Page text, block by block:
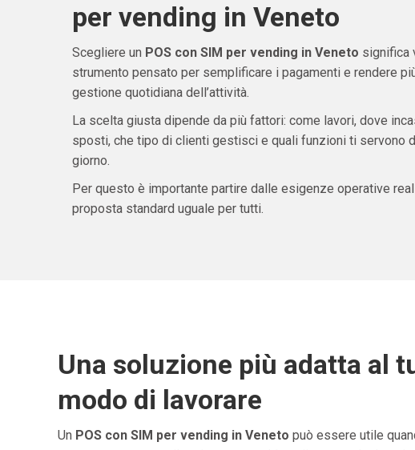
per vending in Veneto
Scegliere un POS con SIM per vending in Veneto significa
strumento pensato per semplificare i pagamenti e rendere
gestione quotidiana dell’attività.
La scelta giusta dipende da più fattori: come lavori, dove
sposti, che tipo di clienti gestisci e quali funzioni ti servono
giorno.
Per questo è importante partire dalle esigenze operative
proposta standard uguale per tutti.
Una soluzione più adatta al
modo di lavorare
Un POS con SIM per vending in Veneto può essere utile